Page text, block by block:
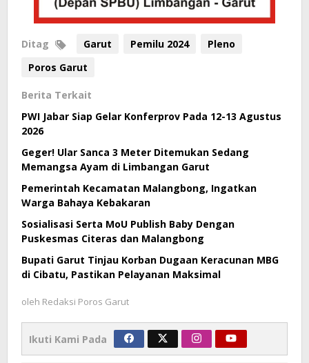
Ditag Garut Pemilu 2024
Pleno
Poros Garut
Berita Terkait
PWI Jabar Siap Gelar Konferprov Pada 12-13 Agustus
2026
Geger! Ular Sanca 3 Meter Ditemukan Sedang
Memangsa Ayam di Limbangan Garut
Pemerintah Kecamatan Malangbong, Ingatkan
Warga Bahaya Kebakaran
Sosialisasi Serta MoU Publish Baby Dengan
Puskesmas Citeras dan Malangbong
Bupati Garut Tinjau Korban Dugaan Keracunan MBG
di Cibatu, Pastikan Pelayanan Maksimal
oleh Redaksi Poros Garut
Ikuti Kami Pada